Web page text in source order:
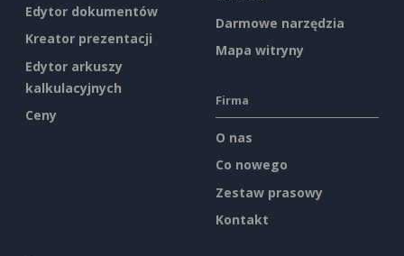
Edytor dokumentów
Kreator prezentacji
Edytor arkuszy
kalkulacyjnych
Ceny
Darmowe narzędzia
Mapa witryny
Firma
O nas
Co nowego
Zestaw prasowy
Kontakt